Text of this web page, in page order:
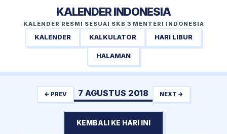
KALENDER INDONESIA
KALENDER RESMI SESUAI SKB 3 MENTERI INDONESIA
KALENDER KALKULATOR HARI LIBUR
HALAMAN
← PREV 7 AGUSTUS 2018 NEXT →
KEMBALI KE HARI INI